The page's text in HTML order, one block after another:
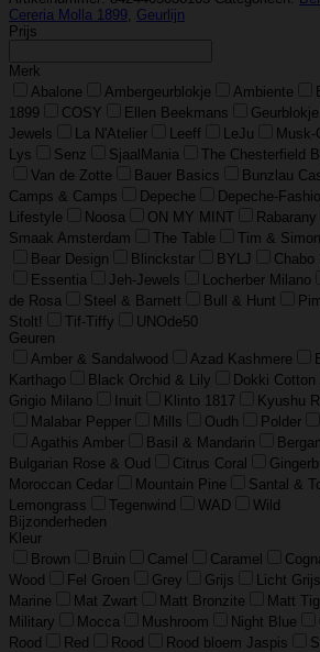
30ml
–
Bergamotto
Calabria
aantal
Cereria Molla 1899
Geurlijn
Prijs
Merk
Abalone
Ambergeurblokje Ambiente
1899
COSY Ellen Beekmans Geurblokje
Jewels
La N'Atelier Leeff LeJu Musk-
Lys
Senz SjaalMania The Chesterfield
Van de Zotte
Bauer Basics Bunzlau
Camps & Camps
Depeche Depeche-
Lifestyle
Noosa ON MY MINT Rabarany
Smaak Amsterdam
The Table Tim &
Bear Design
Blinckstar BYLJ Chabo
Essentia
Jeh-Jewels Locherber Milano
de Rosa
Steel & Barnett Bull & Hunt
Stolt!
Tif-Tiffy
UNOde50
Geuren
Amber & Sandalwood
Azad Kashmere
Karthago
Black Orchid & Lily Dokki Cotton
Grigio Milano
Inuit Klinto 1817 Kyushu
Malabar Pepper
Mills Oudh Polder
Agathis Amber
Basil & Mandarin
Bulgarian Rose & Oud
Citrus Coral
Moroccan Cedar
Mountain Pine Santal &
Lemongrass
Tegenwind WAD
Wild
Bijzonderheden
Kleur
Brown
Bruin Camel Caramel
Wood
Fel Groen Grey Grijs Licht Grijs
Marine
Mat Zwart Matt Bronzite Matt
Military
Mocca Mushroom Night Blue
Rood
Red Rood Rood bloem Jaspis